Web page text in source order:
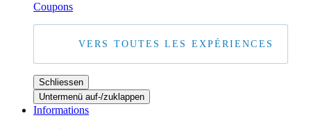
Coupons
VERS TOUTES LES EXPÉRIENCES
Schliessen
Untermenü auf-/zuklappen
Informations